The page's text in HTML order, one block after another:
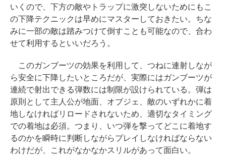
いくので、下方の敵やトラップに激突しないためにもこ
の下降テクニックは早めにマスターしておきたい。ちな
みに一部の敵は踏みつけて倒すことも可能なので、合わ
せて利用するといいだろう。
このガンブーツの効果を利用して、つねに連射しなが
ら安全に下降したいところだが、実際にはガンブーツが
連続で射出できる弾数には制限が設けられている。弾は
原則として主人公が地面、オブジェ、敵のいずれかに着
地しなければリロードされないため、適切なタイミング
での着地は必須。つまり、いつ弾を撃ってどこに着地す
るのかを瞬時に判断しながらプレイしなければならない
わけだが、これがなかなかスリルがあって面白い。